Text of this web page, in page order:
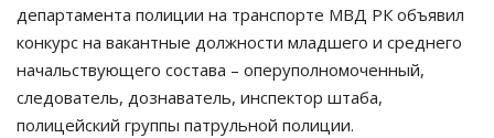
Қазақша Русский
департамента полиции на транспорте МВД РК объявил
конкурс на вакантные должности младшего и среднего
начальствующего состава – оперуполномоченный,
следователь, дознаватель, инспектор штаба,
полицейский группы патрульной полиции.